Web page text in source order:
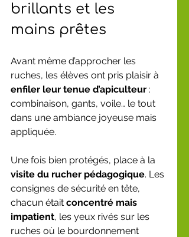
brillants et les
mains prêtes
Avant même d’approcher les
ruches, les élèves ont pris plaisir à
enfiler leur tenue d’apiculteur :
combinaison, gants, voile… le tout
dans une ambiance joyeuse mais
appliquée.
Une fois bien protégés, place à la
visite du rucher pédagogique. Les
consignes de sécurité en tête,
chacun était concentré mais
impatient, les yeux rivés sur les
ruches où le bourdonnement